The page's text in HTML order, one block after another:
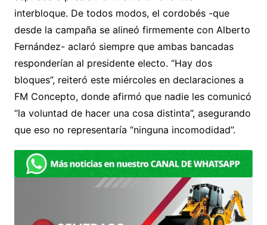
interbloque. De todos modos, el cordobés -que
desde la campaña se alineó firmemente con Alberto
Fernández- aclaró siempre que ambas bancadas
responderían al presidente electo. “Hay dos
bloques”, reiteró este miércoles en declaraciones a
FM Concepto, donde afirmó que nadie les comunicó
“la voluntad de hacer una cosa distinta”, asegurando
que eso no representaría “ninguna incomodidad”.